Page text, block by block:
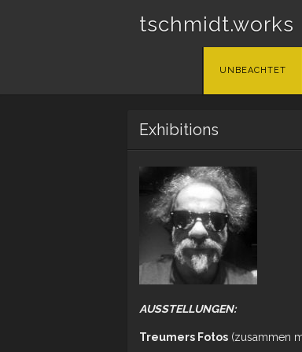
tschmidt.works
Skip
UNBEACHTET
Exhibitions
AUSSTELLUNGEN:
Treumers Fotos (zusammen